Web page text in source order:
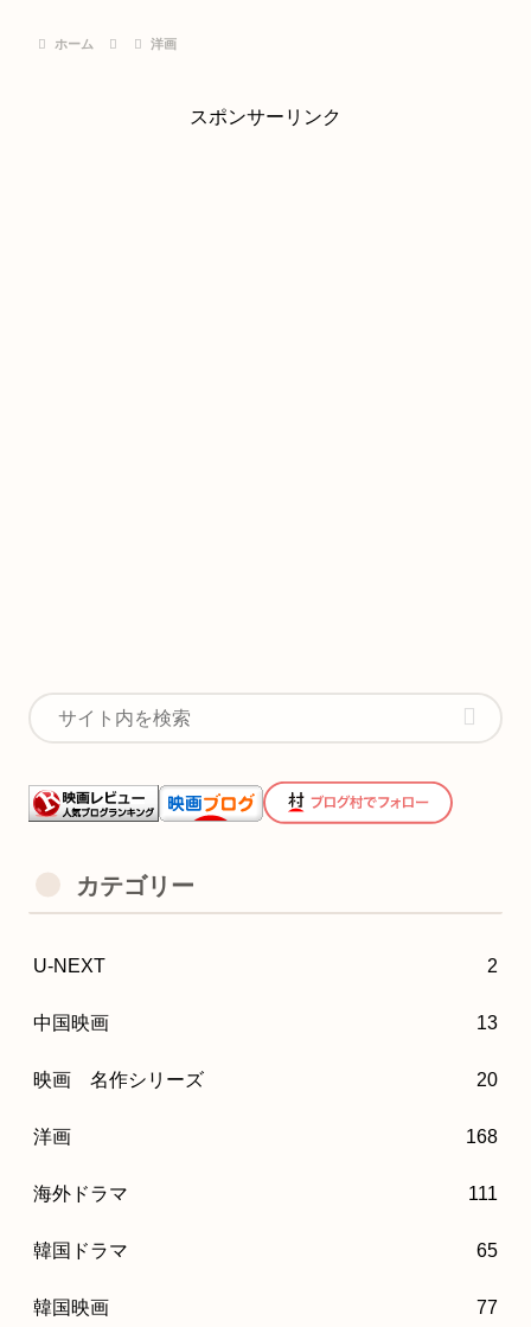
ホーム 洋画
スポンサーリンク
カテゴリー
U-NEXT 2
中国映画 13
映画 名作シリーズ 20
洋画 168
海外ドラマ 111
韓国ドラマ 65
韓国映画 77